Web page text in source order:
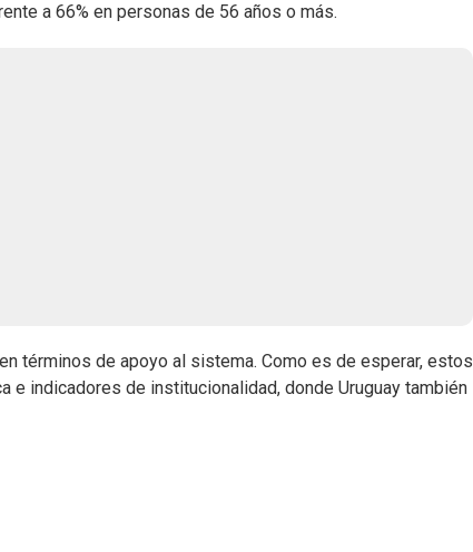
a 66% en personas de 56 años o más.
términos de apoyo al sistema. Como es de esperar, estos
indicadores de institucionalidad, donde Uruguay también